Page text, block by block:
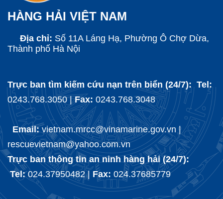
HÀNG HẢI VIỆT NAM
Địa chỉ: Số 11A Láng Hạ, Phường Ô Chợ Dừa,
Thành phố Hà Nội
Trực ban tìm kiếm cứu nạn trên biển (24/7): Tel:
0243.768.3050 |Fax: 0243.768.3048
Email:vietnam.mrcc@vinamarine.gov.vn |
rescuevietnam@yahoo.com.vn
Trực ban thông tin an ninh hàng hải (24/7):
Tel:024.37950482 | Fax: 024.37685779